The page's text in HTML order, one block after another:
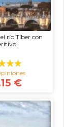
río Tíber con
€